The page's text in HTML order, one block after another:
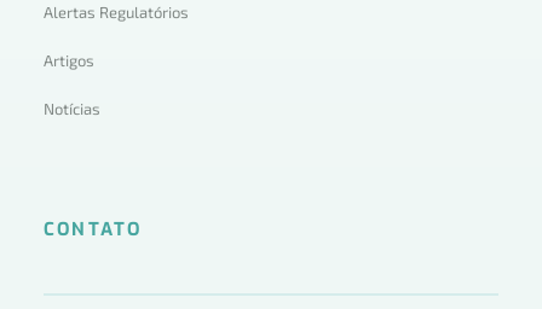
Alertas Regulatórios
Artigos
Notícias
CONTATO